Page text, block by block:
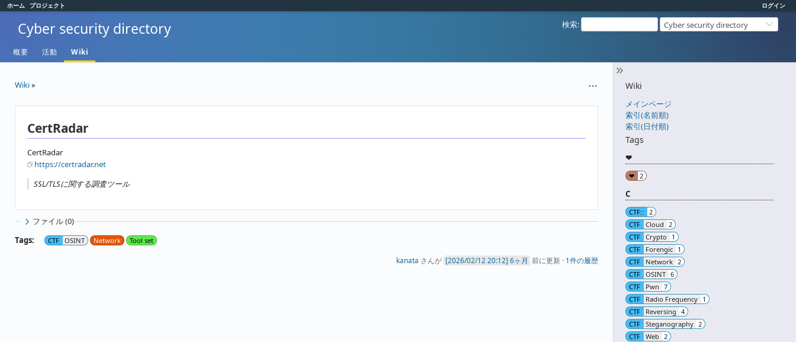
ログイン
ホーム プロジェクト
検索: Cyber security directory
Cyber security directory
概要 活動 Wiki
Wiki
メインページ
索引(名前順)
索引(日付順)
Tags
❤
❤ 2
C
CTF::
2
CTF Cloud
2
CTF Crypto
1
CTF
Forengic
1
CTF
Network
2
CTF OSINT 6
CTF
Pwn
7
CTF
Radio Frequency
1
CTF
Reversing
4
CTF Steganography
2
CTF Web 2
Wiki»
CertRadar
CertRadar
https://certradar.net
SSL/TLSに関する調査ツール
ファイル (0)
Tags:
CTF OSINT Network Tool set
kanata さんが 6ヶ月 前に更新 · 1件の履歴